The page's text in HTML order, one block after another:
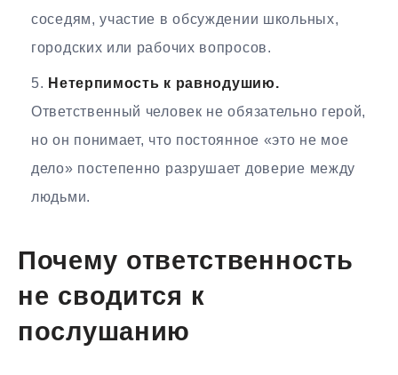
соседям, участие в обсуждении школьных,
городских или рабочих вопросов.
Нетерпимость к равнодушию.
Ответственный человек не обязательно герой,
но он понимает, что постоянное «это не мое
дело» постепенно разрушает доверие между
людьми.
Почему ответственность
не сводится к
послушанию